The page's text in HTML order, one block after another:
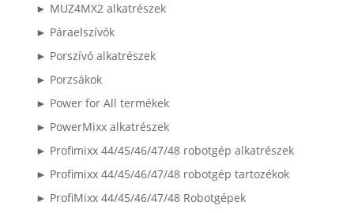
► MUZ4MX2 alkatrészek
► Páraelszívók
► Porszívó alkatrészek
► Porzsákok
► Power for All termékek
► PowerMixx alkatrészek
► Profimixx 44/45/46/47/48 robotgép alkatrészek
► Profimixx 44/45/46/47/48 robotgép tartozékok
► ProfiMixx 44/45/46/47/48 Robotgépek